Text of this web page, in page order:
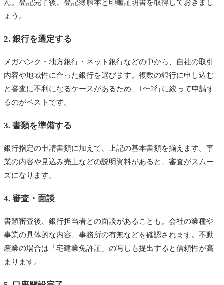
ん。登記完了後、登記簿謄本と印鑑証明書を取得しておきまし
ょう。
2. 銀行を選定する
メガバンク・地方銀行・ネット銀行などの中から、自社の取引
内容や地域性に合った銀行を選びます。複数の銀行に申し込む
と審査に不利になるケースがあるため、1〜2行に絞って申請す
るのがベストです。
3. 書類を準備する
銀行指定の申請書類に加えて、上記の基本書類を揃えます。事
業の内容や見込み売上などの説明資料があると、審査がスムー
ズになります。
4. 審査・面談
書類審査後、銀行担当者との面談があることも。会社の業種や
事業の具体的な内容、事務所の有無などを確認されます。不動
産業の場合は「宅建業免許証」の写しも提出すると信頼性が高
まります。